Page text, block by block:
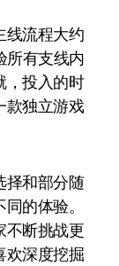
线流程大约
所有支线内
，投入的时
款独立游戏
择和部分随
的体验。
不断挑战更
欢深度挖掘